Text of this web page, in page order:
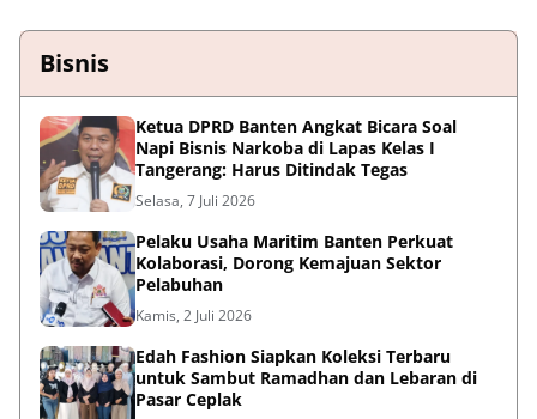
Bisnis
Ketua DPRD Banten Angkat Bicara Soal
Napi Bisnis Narkoba di Lapas Kelas I
Tangerang: Harus Ditindak Tegas
Selasa, 7 Juli 2026
Pelaku Usaha Maritim Banten Perkuat
Kolaborasi, Dorong Kemajuan Sektor
Pelabuhan
Kamis, 2 Juli 2026
Edah Fashion Siapkan Koleksi Terbaru
untuk Sambut Ramadhan dan Lebaran di
Pasar Ceplak